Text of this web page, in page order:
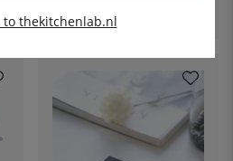
to thekitchenlab.nl